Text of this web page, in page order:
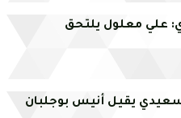
علي معلول يلتحق
يقيل أنيس بوجلبان